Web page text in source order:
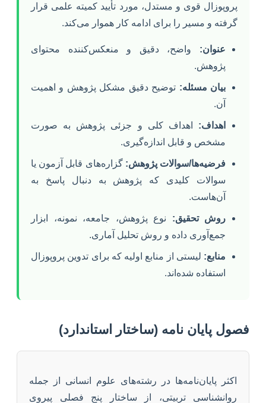
پروپوزال قوی و مستدل، مورد تأیید کمیته علمی قرار
گرفته و مسیر را برای ادامه کار هموار می‌کند.
عنوان: واضح، دقیق و منعکس‌کننده محتوای
پژوهش.
بیان مسئله: توضیح دقیق مشکل پژوهش و اهمیت
آن.
اهداف: اهداف کلی و جزئی پژوهش به صورت
مشخص و قابل اندازه‌گیری.
فرضیه‌ها/سوالات پژوهش: گزاره‌های قابل آزمون یا
سوالات کلیدی که پژوهش به دنبال پاسخ به
آن‌هاست.
روش تحقیق: نوع پژوهش، جامعه، نمونه، ابزار
جمع‌آوری داده و روش تحلیل آماری.
منابع: لیستی از منابع اولیه که برای تدوین پروپوزال
استفاده شده‌اند.
فصول پایان نامه (ساختار استاندارد)
اکثر پایان‌نامه‌ها در رشته‌های علوم انسانی از جمله
روانشناسی تربیتی، از ساختار پنج فصلی پیروی